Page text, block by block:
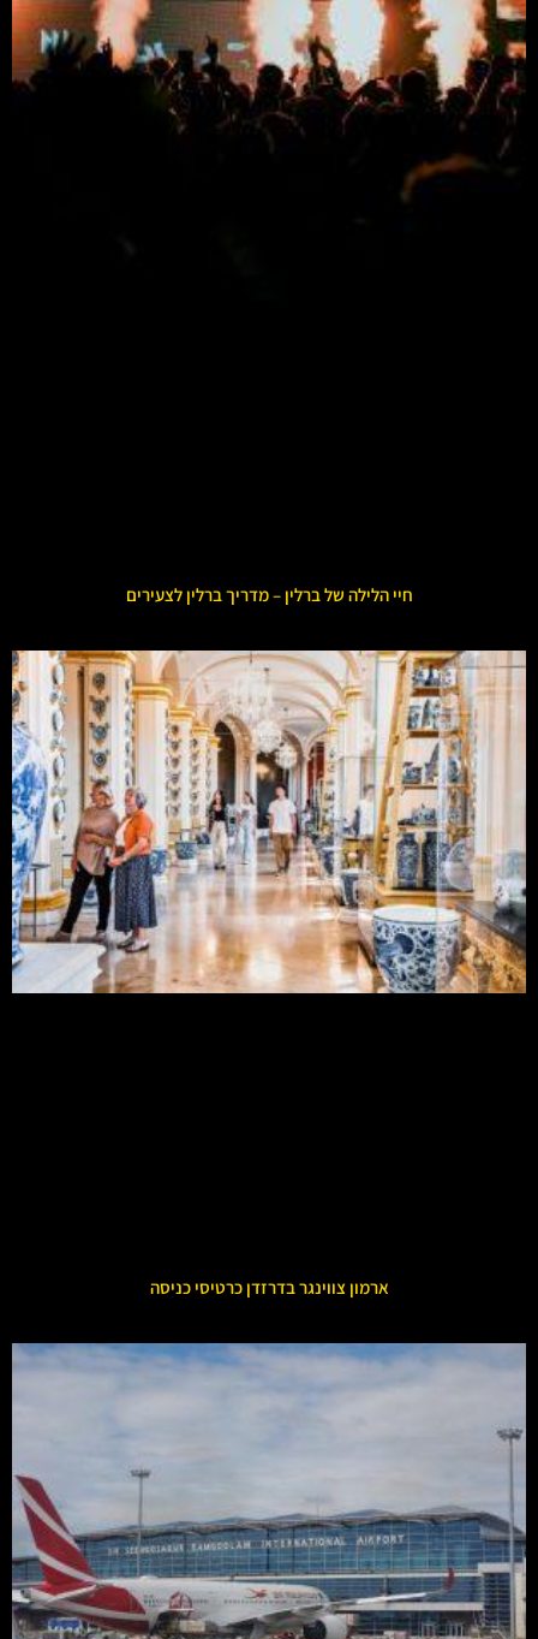
חיי הלילה של ברלין – מדריך ברלין לצעירים
ארמון צווינגר בדרזדן כרטיסי כניסה